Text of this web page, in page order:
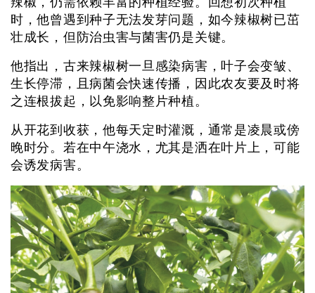
时，他曾遇到种子无法发芽问题，如今辣椒树已茁
壮成长，但防治虫害与菌害仍是关键。
他指出，古来辣椒树一旦感染病害，叶子会变皱、
生长停滞，且病菌会快速传播，因此农友要及时将
之连根拔起，以免影响整片种植。
从开花到收获，他每天定时灌溉，通常是凌晨或傍
晚时分。若在中午浇水，尤其是洒在叶片上，可能
会诱发病害。